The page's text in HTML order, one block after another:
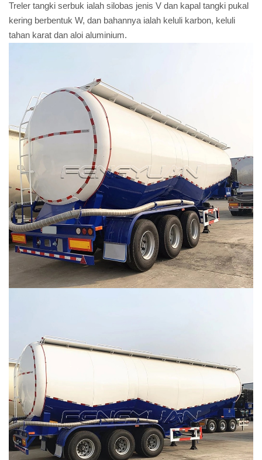
Treler tangki serbuk ialah silobas jenis V dan kapal tangki pukal
kering berbentuk W, dan bahannya ialah keluli karbon, keluli
tahan karat dan aloi aluminium.